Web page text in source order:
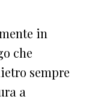
in
che
sempre
a